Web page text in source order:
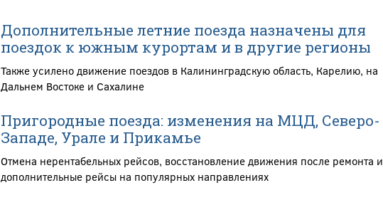
Дополнительные летние поезда назначены для
поездок к южным курортам и в другие регионы
Также усилено движение поездов в Калининградскую область, Карелию, на
Дальнем Востоке и Сахалине
Пригородные поезда: изменения на МЦД, Северо-
Западе, Урале и Прикамье
Отмена нерентабельных рейсов, восстановление движения после ремонта и
дополнительные рейсы на популярных направлениях